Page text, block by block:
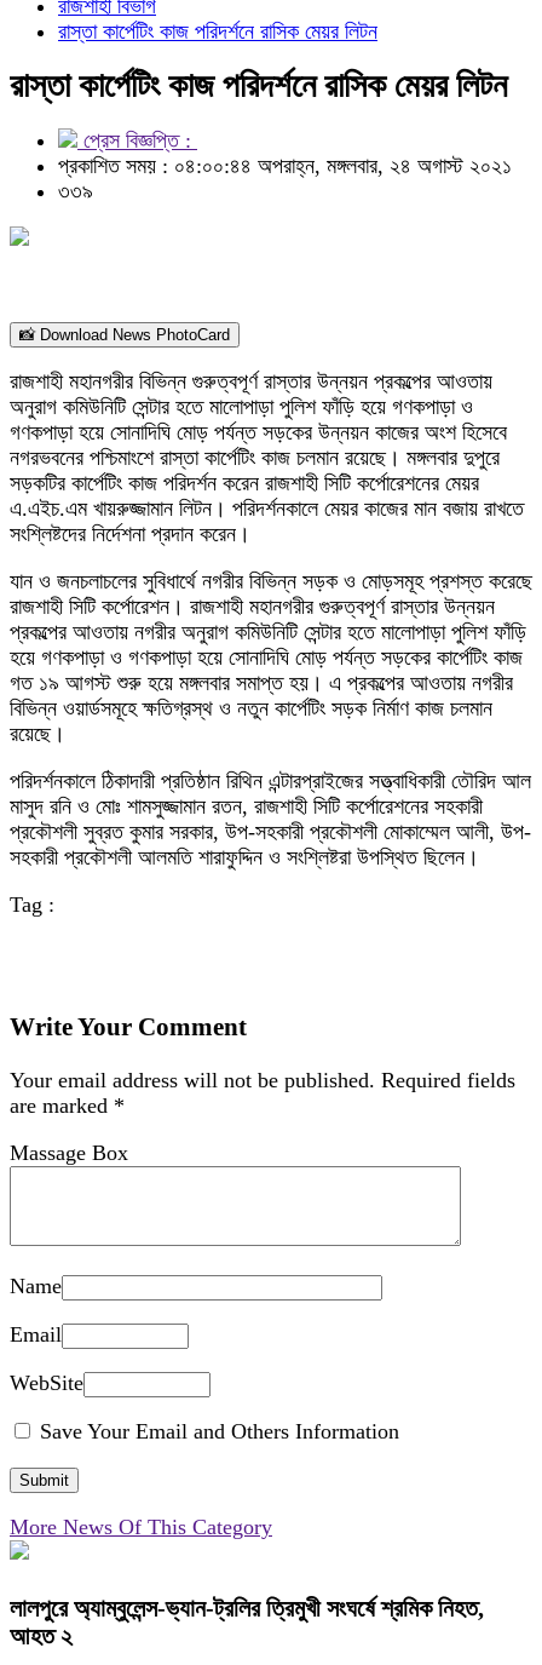
রাজশাহী বিভাগ
রাস্তা কার্পেটিং কাজ পরিদর্শনে রাসিক মেয়র লিটন
রাস্তা কার্পেটিং কাজ পরিদর্শনে রাসিক মেয়র লিটন
প্রেস বিজ্ঞপ্তি :
প্রকাশিত সময় : ০৪:০০:৪৪ অপরাহ্ন, মঙ্গলবার, ২৪ অগাস্ট ২০২১
৩৩৯
📸 Download News PhotoCard
রাজশাহী মহানগরীর বিভিন্ন গুরুত্বপূর্ণ রাস্তার উন্নয়ন প্রকল্পের আওতায়
অনুরাগ কমিউনিটি সেন্টার হতে মালোপাড়া পুলিশ ফাঁড়ি হয়ে গণকপাড়া ও
গণকপাড়া হয়ে সোনাদিঘি মোড় পর্যন্ত সড়কের উন্নয়ন কাজের অংশ হিসেবে
নগরভবনের পশ্চিমাংশে রাস্তা কার্পেটিং কাজ চলমান রয়েছে। মঙ্গলবার দুপুরে
সড়কটির কার্পেটিং কাজ পরিদর্শন করেন রাজশাহী সিটি কর্পোরেশনের মেয়র
এ.এইচ.এম খায়রুজ্জামান লিটন। পরিদর্শনকালে মেয়র কাজের মান বজায় রাখতে
সংশ্লিষ্টদের নির্দেশনা প্রদান করেন।
যান ও জনচলাচলের সুবিধার্থে নগরীর বিভিন্ন সড়ক ও মোড়সমূহ প্রশস্ত করেছে
রাজশাহী সিটি কর্পোরেশন। রাজশাহী মহানগরীর গুরুত্বপূর্ণ রাস্তার উন্নয়ন
প্রকল্পের আওতায় নগরীর অনুরাগ কমিউনিটি সেন্টার হতে মালোপাড়া পুলিশ ফাঁড়ি
হয়ে গণকপাড়া ও গণকপাড়া হয়ে সোনাদিঘি মোড় পর্যন্ত সড়কের কার্পেটিং কাজ
গত ১৯ আগস্ট শুরু হয়ে মঙ্গলবার সমাপ্ত হয়। এ প্রকল্পের আওতায় নগরীর
বিভিন্ন ওয়ার্ডসমূহে ক্ষতিগ্রস্থ ও নতুন কার্পেটিং সড়ক নির্মাণ কাজ চলমান
রয়েছে।
পরিদর্শনকালে ঠিকাদারী প্রতিষ্ঠান রিথিন এন্টারপ্রাইজের সত্ত্বাধিকারী তৌরিদ আল
মাসুদ রনি ও মোঃ শামসুজ্জামান রতন, রাজশাহী সিটি কর্পোরেশনের সহকারী
প্রকৌশলী সুব্রত কুমার সরকার, উপ-সহকারী প্রকৌশলী মোকাম্মেল আলী, উপ-
সহকারী প্রকৌশলী আলমতি শারাফুদ্দিন ও সংশ্লিষ্টরা উপস্থিত ছিলেন।
Tag :
Write Your Comment
Your email address will not be published. Required fields
are marked *
Massage Box
Name
Email
WebSite
Save Your Email and Others Information
More News Of This Category
লালপুরে অ্যাম্বুলেন্স-ভ্যান-ট্রলির ত্রিমুখী সংঘর্ষে শ্রমিক নিহত,
আহত ২